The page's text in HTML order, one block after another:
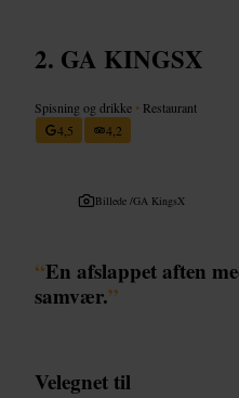
GA KINGSX
Spisning og drikke • Restaurant
4,5
4,2
Billede /GA KingsX
“En afslappet aften
samvær.”
Velegnet til